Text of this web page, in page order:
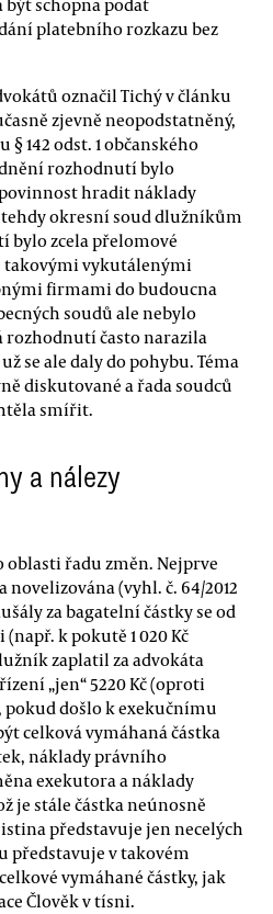
platebního rozkazu bez
označil Tichý v článku
zjevně neopodstatněný,
142 odst. 1 občanského
rozhodnutí bylo
hradit náklady
okresní soud dlužníkům
bylo zcela přelomové
takovými vykutálenými
firmami do budoucna
soudů ale nebylo
rozhodnutí často narazila
se ale daly do pohybu. Téma
diskutované a řada soudců
smířit.
a nálezy
oblasti řadu změn. Nejprve
(vyhl. č. 64/2012
za bagatelní částky se od
k pokutě 1 020 Kč
zaplatil za advokáta
„jen“ 5220 Kč (oproti
pokud došlo k exekučnímu
celková vymáhaná částka
náklady právního
exekutora a náklady
je stále částka neúnosně
představuje jen necelých
představuje v takovém
vymáhané částky, jak
Člověk v tísni.